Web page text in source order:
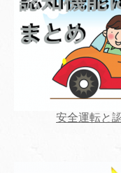
安全運転と